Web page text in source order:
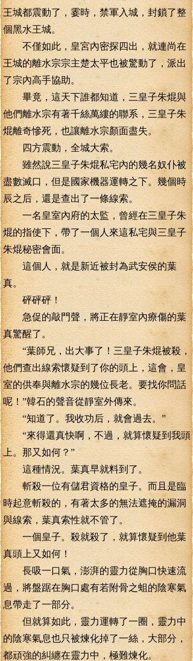
王城都震動了，霎時，禁軍入城，封鎖了整
個黑水王城。
不僅如此，皇宮內密探四出，就連尚在
王城的離水宗宗主楚太平也被驚動了，派出
了宗內高手協助。
畢竟，這天下誰都知道，三皇子朱焜與
他們離水宗有著千絲萬縷的聯系，三皇子朱
焜離奇慘死，也讓離水宗顏面盡失。
四方震動，全城大索。
雖然說三皇子朱焜私宅內的幾名奴仆被
盡數滅口，但是國家機器運轉之下。幾個時
辰之后，還是查出了一條線索。
一名皇室內府的太監，曾經在三皇子朱
焜的指使下，帶了一個人來這私宅與三皇子
朱焜秘密會面。
這個人，就是新近被封為武安侯的葉
真。
砰砰砰！
急促的敲門聲，將正在靜室內療傷的葉
真驚醒了。
“葉師兄，出大事了！三皇子朱焜被殺，
他們查出線索懷疑到了你的頭上，這會，皇
室的供奉與離水宗的幾位長老。要找你問話
呢！”韓石的聲音從靜室外傳來。
“知道了。我收功后，就會過去。”
“來得還真快啊，不過，就算懷疑到我頭
上。那又如何？”
這種情況。葉真早就料到了。
斬殺一位有儲君資格的皇子。而且是臨
時起意斬殺的，有著太多的無法遮掩的漏洞
與線索，葉真索性就不管了。
一個皇子。殺就殺了，就算懷疑到他葉
真頭上又如何！
長吸一口氣，澎湃的靈力從胸口快速流
過，將盤踞在胸口處有若附骨之蛆的陰寒氣
息帶走了一部分。
但就算如此，靈力運轉了一圈，靈力中
的陰寒氣息也只被煉化掉了一絲，大部分，
都頑強的糾纏在靈力中，極難煉化。